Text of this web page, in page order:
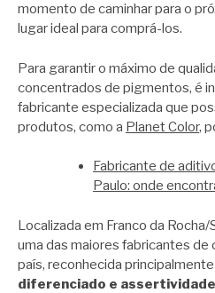
momento de caminhar para o
lugar ideal para comprá-los.
Para garantir o máximo de
concentrados de pigmentos, é
fabricante especializada que
produtos, como a Planet Color,
Fabricante de
Paulo: onde
Localizada em Franco da
uma das maiores fabricantes
país, reconhecida
diferenciado e assertividade